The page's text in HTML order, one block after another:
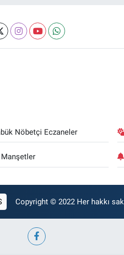
Nöbetçi Eczaneler
Copyright © 2022 Her hakkı